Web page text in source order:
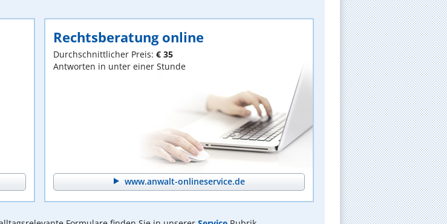
Rechtsberatung online
Durchschnittlicher Preis: € 35
Antworten in unter einer Stunde
www.anwalt-onlineservice.de